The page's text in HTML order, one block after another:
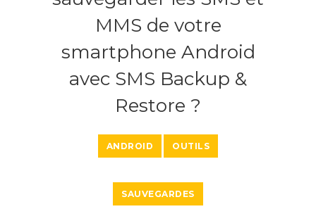
MMS de votre
smartphone Android
avec SMS Backup &
Restore ?
ANDROID OUTILS
SAUVEGARDES